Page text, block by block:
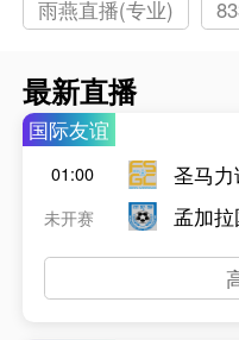
雨燕直播(专业)
最新直播
国际友谊
01:00
未开赛
圣马
孟加拉